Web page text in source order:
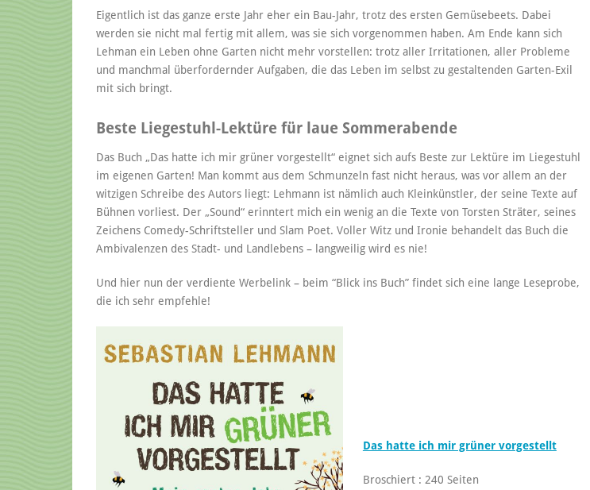
Eigentlich ist das ganze erste Jahr eher ein Bau-Jahr, trotz des ersten Gemüsebeets. Dabei
werden sie nicht mal fertig mit allem, was sie sich vorgenommen haben. Am Ende kann sich
Lehman ein Leben ohne Garten nicht mehr vorstellen: trotz aller Irritationen, aller Probleme
und manchmal überfordernder Aufgaben, die das Leben im selbst zu gestaltenden Garten-Exil
mit sich bringt.
Beste Liegestuhl-Lektüre für laue Sommerabende
Das Buch „Das hatte ich mir grüner vorgestellt“ eignet sich aufs Beste zur Lektüre im Liegestuhl
im eigenen Garten! Man kommt aus dem Schmunzeln fast nicht heraus, was vor allem an der
witzigen Schreibe des Autors liegt: Lehmann ist nämlich auch Kleinkünstler, der seine Texte auf
Bühnen vorliest. Der „Sound“ erinntert mich ein wenig an die Texte von Torsten Sträter, seines
Zeichens Comedy-Schriftsteller und Slam Poet. Voller Witz und Ironie behandelt das Buch die
Ambivalenzen des Stadt- und Landlebens – langweilig wird es nie!
Und hier nun der verdiente Werbelink – beim “Blick ins Buch” findet sich eine lange Leseprobe,
die ich sehr empfehle!
Das hatte ich mir grüner vorgestellt
Broschiert : 240 Seiten